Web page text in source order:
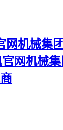
网机械集团